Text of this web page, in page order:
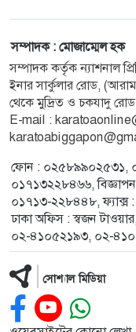
সম্পাদক : মোজাম্মেল হক
সম্পাদক কর্তৃক ন্যাশনাল
ইনার সার্কুলার রোড,
থেকে মুদ্রিত ও চকযাদু
E-mail :
ফোন : ০২৫৮৯৯০২৫৩১,
০১৭১৩২২৮৪৬৬,
০১৭১৩-২২৮৪৪৮, ফ্যাক্স
ঢাকা অফিস : স্বজন
০২-৪১০৫২১৯৩, ০২-
সোশ্যাল মিডিয়া